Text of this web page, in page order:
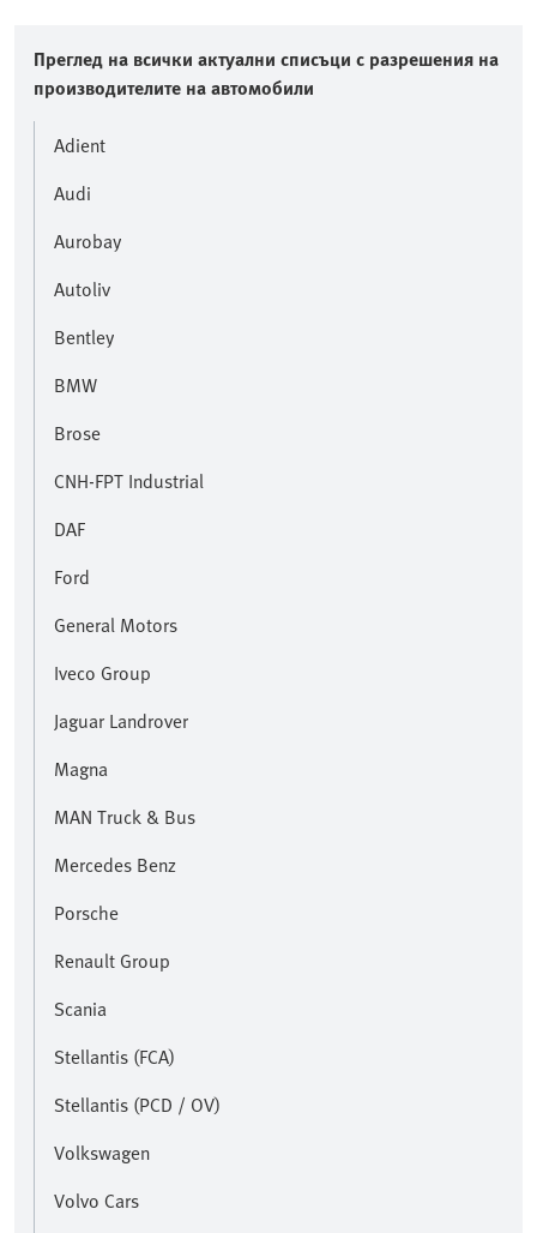
Преглед на всички актуални списъци с разрешения на
производителите на автомобили
Adient
Audi
Aurobay
Autoliv
Bentley
BMW
Brose
CNH-FPT Industrial
DAF
Ford
General Motors
Iveco Group
Jaguar Landrover
Magna
MAN Truck & Bus
Mercedes Benz
Porsche
Renault Group
Scania
Stellantis (FCA)
Stellantis (PCD / OV)
Volkswagen
Volvo Cars